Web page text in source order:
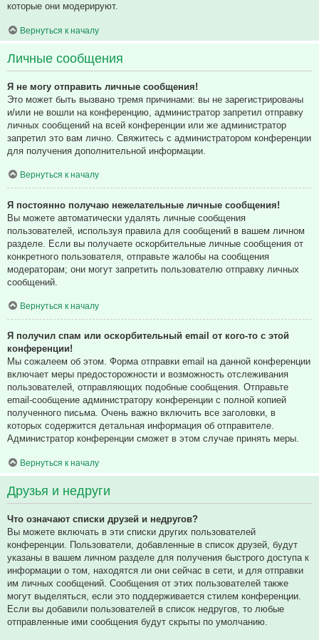
которые они модерируют.
Вернуться к началу
Личные сообщения
Я не могу отправить личные сообщения!
Это может быть вызвано тремя причинами: вы не зарегистрированы
и/или не вошли на конференцию, администратор запретил отправку
личных сообщений на всей конференции или же администратор
запретил это вам лично. Свяжитесь с администратором конференции
для получения дополнительной информации.
Вернуться к началу
Я постоянно получаю нежелательные личные сообщения!
Вы можете автоматически удалять личные сообщения
пользователей, используя правила для сообщений в вашем личном
разделе. Если вы получаете оскорбительные личные сообщения от
конкретного пользователя, отправьте жалобы на сообщения
модераторам; они могут запретить пользователю отправку личных
сообщений.
Вернуться к началу
Я получил спам или оскорбительный email от кого-то с этой
конференции!
Мы сожалеем об этом. Форма отправки email на данной конференции
включает меры предосторожности и возможность отслеживания
пользователей, отправляющих подобные сообщения. Отправьте
email-сообщение администратору конференции с полной копией
полученного письма. Очень важно включить все заголовки, в
которых содержится детальная информация об отправителе.
Администратор конференции сможет в этом случае принять меры.
Вернуться к началу
Друзья и недруги
Что означают списки друзей и недругов?
Вы можете включать в эти списки других пользователей
конференции. Пользователи, добавленные в список друзей, будут
указаны в вашем личном разделе для получения быстрого доступа к
информации о том, находятся ли они сейчас в сети, и для отправки
им личных сообщений. Сообщения от этих пользователей также
могут выделяться, если это поддерживается стилем конференции.
Если вы добавили пользователей в список недругов, то любые
отправленные ими сообщения будут скрыты по умолчанию.